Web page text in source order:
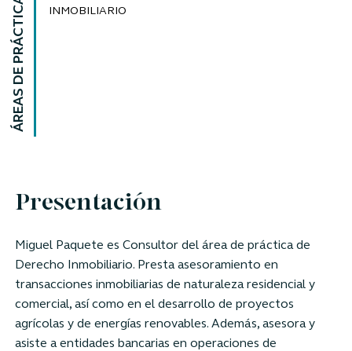
ÁREAS DE PRÁCTICA INMOBILIARIO
Presentación
Miguel Paquete es Consultor del área de práctica de
Derecho Inmobiliario. Presta asesoramiento en
transacciones inmobiliarias de naturaleza residencial y
comercial, así como en el desarrollo de proyectos
agrícolas y de energías renovables. Además, asesora y
asiste a entidades bancarias en operaciones de